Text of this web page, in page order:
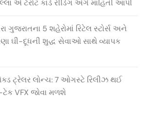
એ ટેરોટ કાર્ડ રીડિંગ અંગે માહિતી આપી
ગુજરાતના 5 શહેરોમાં રિટેલ સ્ટોર્સ અને
ઘી-દૂધની શુદ્ધ સેવાઓ સાથે વ્યાપક
ટ્રેલર લોન્ચ: 7 ઓગસ્ટે રિલીઝ થઈ
VFX જોવા મળશે